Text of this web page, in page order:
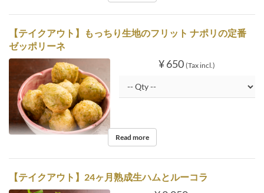
【テイクアウト】もっちり生地のフリット ナポリの定番
ゼッポリーネ
¥ 650 (Tax incl.)
Read more
【テイクアウト】24ヶ月熟成生ハムとルーコラ